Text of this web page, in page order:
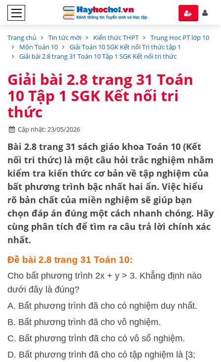
Trang chủ Tin tức mới Kiến thức THPT
Trung Học PT lớp 10
Môn Toán 10
Giải Toán 10 SGK Kết nối Tri thức tập 1
Giải bài 2.8 trang 31 Toán 10 Tập 1 SGK Kết nối tri thức
Giải bài 2.8 trang 31 Toán
10 Tập 1 SGK Kết nối tri
thức
Cập nhật: 23/05/2026
Bài 2.8 trang 31 sách giáo khoa Toán 10 (Kết
nối tri thức) là một câu hỏi trắc nghiệm nhằm
kiểm tra kiến thức cơ bản về tập nghiệm của
bất phương trình bậc nhất hai ẩn. Việc hiểu
rõ bản chất của miền nghiệm sẽ giúp bạn
chọn đáp án đúng một cách nhanh chóng. Hãy
cùng phân tích để tìm ra câu trả lời chính xác
nhất.
Đề bài 2.8 trang 31 Toán 10:
Cho bất phương trình 2x + y > 3. Khẳng định nào
dưới đây là đúng?
A. Bất phương trình đã cho có nghiệm duy nhất.
B. Bất phương trình đã cho vô nghiệm.
C. Bất phương trình đã cho có vô số nghiệm.
D. Bất phương trình đã cho có tập nghiệm là [3;